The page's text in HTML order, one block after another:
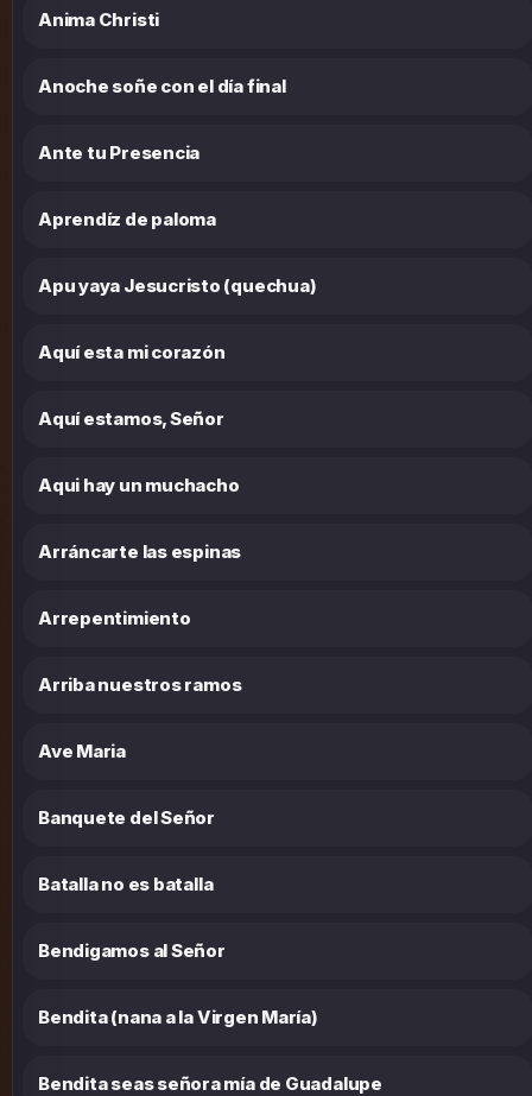
Anima Christi
Anoche soñe con el día final
Ante tu Presencia
Aprendíz de paloma
Apu yaya Jesucristo (quechua)
Aquí esta mi corazón
Aquí estamos, Señor
Aqui hay un muchacho
Arráncarte las espinas
Arrepentimiento
Arriba nuestros ramos
Ave Maria
Banquete del Señor
Batalla no es batalla
Bendigamos al Señor
Bendita (nana a la Virgen María)
Bendita seas señora mía de Guadalupe